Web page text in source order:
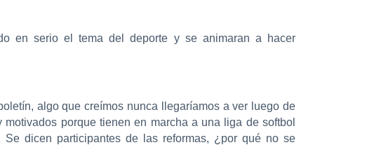
en serio el tema del deporte y se animaran a hacer
algo que creímos nunca llegaríamos a ver luego de
porque tienen en marcha a una liga de softbol
dicen participantes de las reformas, ¿por qué no se